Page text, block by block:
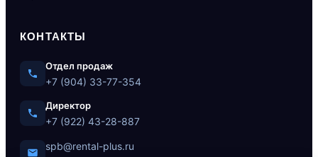
КОНТАКТЫ
Отдел продаж
+7 (904) 33-77-354
Директор
+7 (922) 43-28-887
spb@rental-plus.ru